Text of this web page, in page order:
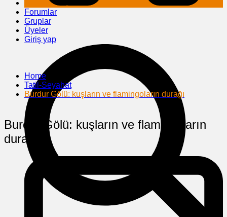
Forumlar
Gruplar
Üyeler
Giriş yap
Home
Tatil-Seyahat
Burdur Gölü: kuşların ve flamingoların durağı
Burdur Gölü: kuşların ve flamingoların
durağı